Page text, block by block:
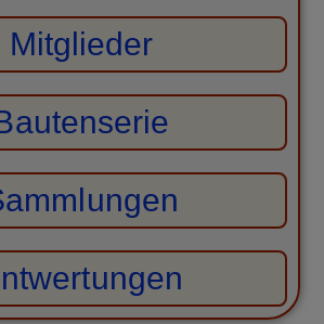
Mitglieder